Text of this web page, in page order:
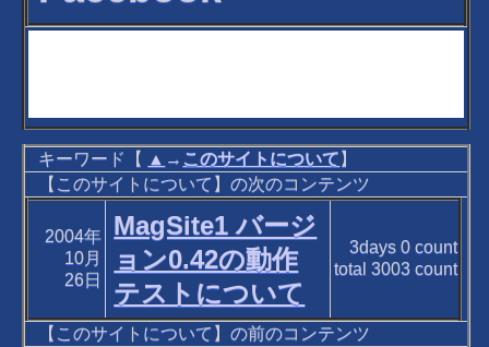
キーワード【 ▲ → このサイトについて】
【このサイトについて】の次のコンテンツ
2004年
10月
26日
MagSite1 バージ
ョン0.42の動作
テストについて
3days 0count
total 3003count
【このサイトについて】の前のコンテンツ